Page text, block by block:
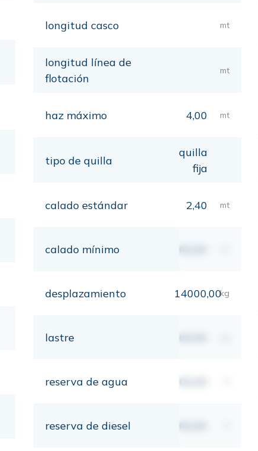
longitud casco mt
longitud línea de
flotación
mt
haz máximo 4,00 mt
tipo de quilla
quilla
fija
calado estándar 2,40 mt
calado mínimo 00,00
desplazamiento 14000,00kg
lastre 00,00
reserva de agua 00,00
reserva de diesel 00,00